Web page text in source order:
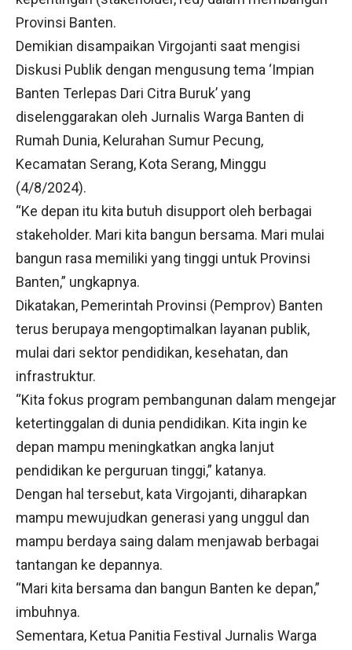
Provinsi Banten.
Demikian disampaikan Virgojanti saat mengisi
Diskusi Publik dengan mengusung tema ‘Impian
Banten Terlepas Dari Citra Buruk’ yang
diselenggarakan oleh Jurnalis Warga Banten di
Rumah Dunia, Kelurahan Sumur Pecung,
Kecamatan Serang, Kota Serang, Minggu
(4/8/2024).
“Ke depan itu kita butuh disupport oleh berbagai
stakeholder. Mari kita bangun bersama. Mari mulai
bangun rasa memiliki yang tinggi untuk Provinsi
Banten,” ungkapnya.
Dikatakan, Pemerintah Provinsi (Pemprov) Banten
terus berupaya mengoptimalkan layanan publik,
mulai dari sektor pendidikan, kesehatan, dan
infrastruktur.
“Kita fokus program pembangunan dalam mengejar
ketertinggalan di dunia pendidikan. Kita ingin ke
depan mampu meningkatkan angka lanjut
pendidikan ke perguruan tinggi,” katanya.
Dengan hal tersebut, kata Virgojanti, diharapkan
mampu mewujudkan generasi yang unggul dan
mampu berdaya saing dalam menjawab berbagai
tantangan ke depannya.
“Mari kita bersama dan bangun Banten ke depan,”
imbuhnya.
Sementara, Ketua Panitia Festival Jurnalis Warga